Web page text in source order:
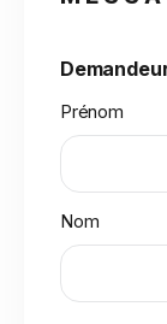
Prénom
Nom